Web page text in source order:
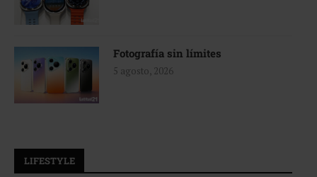
Fotografía sin límites
5 agosto, 2026
LIFESTYLE